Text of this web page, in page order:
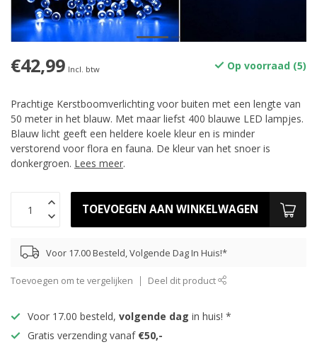
€42,99 Incl. btw Op voorraad (5)
Prachtige Kerstboomverlichting voor buiten met een lengte van
50 meter in het blauw. Met maar liefst 400 blauwe LED lampjes.
Blauw licht geeft een heldere koele kleur en is minder
verstorend voor flora en fauna. De kleur van het snoer is
donkergroen. Lees meer.
TOEVOEGEN AAN WINKELWAGEN
Voor 17.00 Besteld, Volgende Dag In Huis!*
Toevoegen om te vergelijken Deel dit product
Voor 17.00 besteld, volgende dag in huis! *
Gratis verzending vanaf €50,-